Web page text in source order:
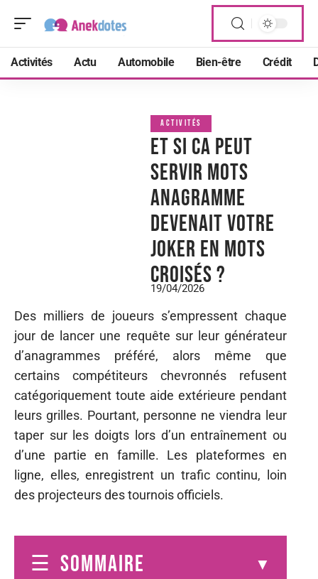
Activités Actu Automobile Bien-être Crédit
ACTIVITÉS
Et si ca peut
servir mots
anagramme
devenait votre
joker en mots
croisés ?
19/04/2026
Des milliers de joueurs s’empressent chaque
jour de lancer une requête sur leur générateur
d’anagrammes préféré, alors même que
certains compétiteurs chevronnés refusent
catégoriquement toute aide extérieure pendant
leurs grilles. Pourtant, personne ne viendra leur
taper sur les doigts lors d’un entraînement ou
d’une partie en famille. Les plateformes en
ligne, elles, enregistrent un trafic continu, loin
des projecteurs des tournois officiels.
SOMMAIRE